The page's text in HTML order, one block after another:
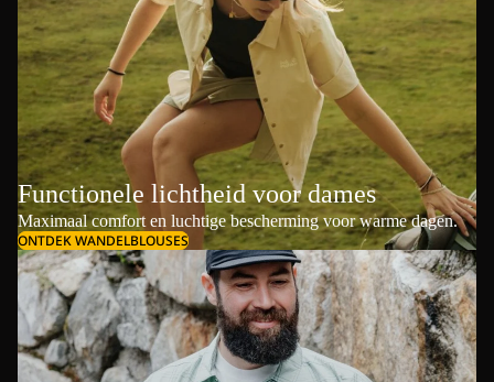
Functionele lichtheid voor dames
Maximaal comfort en luchtige bescherming voor warme dagen.
ONTDEK WANDELBLOUSES